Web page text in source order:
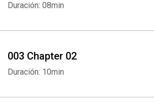
Duración: 08min
003 Chapter 02
Duración: 10min